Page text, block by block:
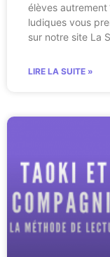
élèves
ludiques vous
sur notre site La
LIRE LA SUITE »